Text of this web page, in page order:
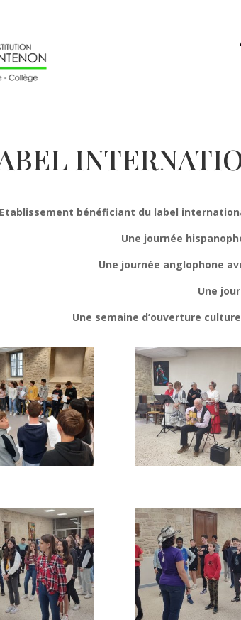
Etablissement bénéficiant du label
Une journée
Une journée anglophone
Une
Une semaine d’ouverture